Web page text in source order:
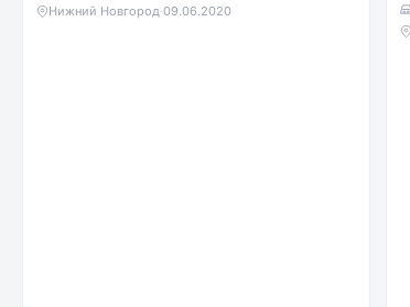
Нижний Новгород·09.06.2020